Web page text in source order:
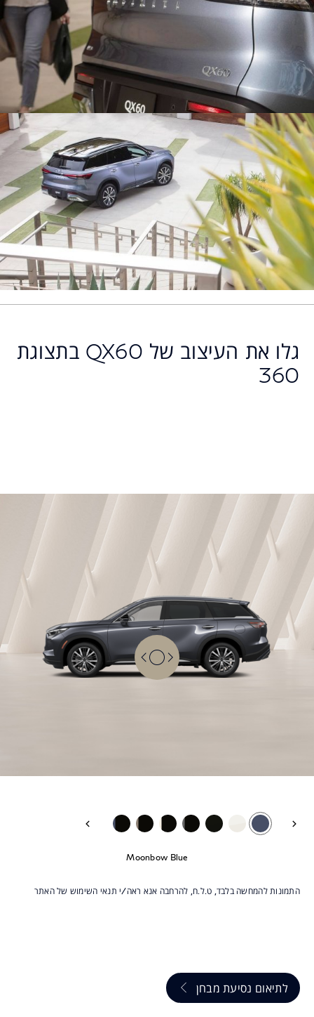
גלו את העיצוב של QX60 בתצוגת
360
Moonbow Blue
לצבע הקודם
התמונות להמחשה בלבד, ט.ל.ח, להרחבה אנא ראה/י תנאי השימוש של האתר
לתיאום נסיעת מבחן